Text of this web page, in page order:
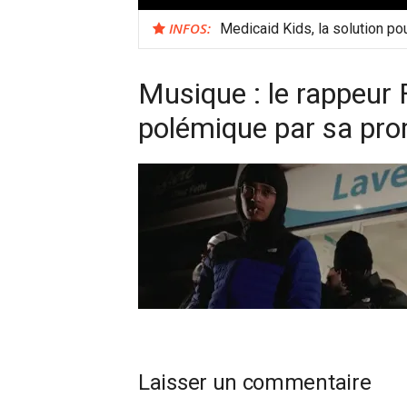
INFOS: Medicaid Kids, la solution
Musique : le rappeur
polémique par sa
Laisser un commentaire